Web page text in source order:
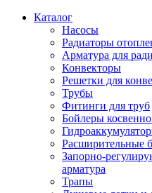
Каталог
Насосы
Радиаторы
Арматура для
Конвекторы
Решетки для
Трубы
Фитинги для труб
Бойлеры
Расширительные
Запорно-
арматура
Трапы